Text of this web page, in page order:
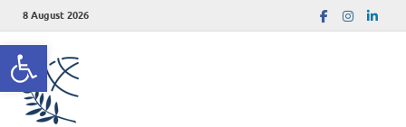
Open toolbar
8 August 2026